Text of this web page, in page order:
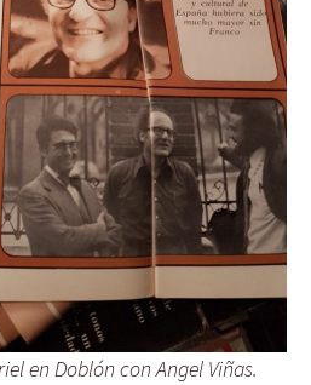
en Doblón con Angel Viñas.